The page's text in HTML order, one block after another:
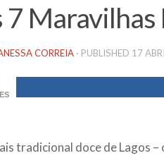
7
CORREIA · PUBLISHED 17
tradicional doce de Lagos